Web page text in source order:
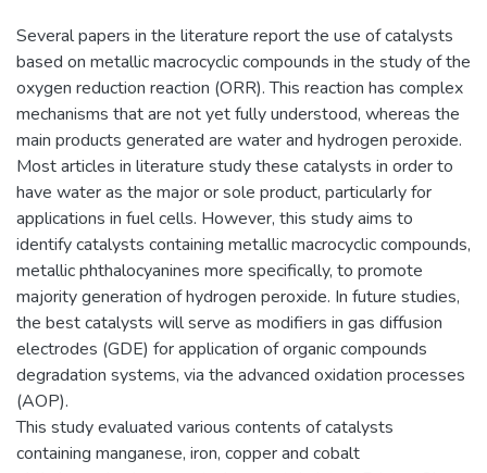
Several papers in the literature report the use of catalysts
based on metallic macrocyclic compounds in the study of the
oxygen reduction reaction (ORR). This reaction has complex
mechanisms that are not yet fully understood, whereas the
main products generated are water and hydrogen peroxide.
Most articles in literature study these catalysts in order to
have water as the major or sole product, particularly for
applications in fuel cells. However, this study aims to
identify catalysts containing metallic macrocyclic compounds,
metallic phthalocyanines more specifically, to promote
majority generation of hydrogen peroxide. In future studies,
the best catalysts will serve as modifiers in gas diffusion
electrodes (GDE) for application of organic compounds
degradation systems, via the advanced oxidation processes
(AOP).
This study evaluated various contents of catalysts
containing manganese, iron, copper and cobalt